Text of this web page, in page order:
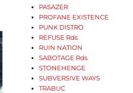
PASAZER
PROFANE EXISTENCE
PUNK DISTRO
REFUSE Rds
RUIN NATION
SABOTAGE Rds
STONEHENGE
SUBVERSIVE WAYS
TRABUC